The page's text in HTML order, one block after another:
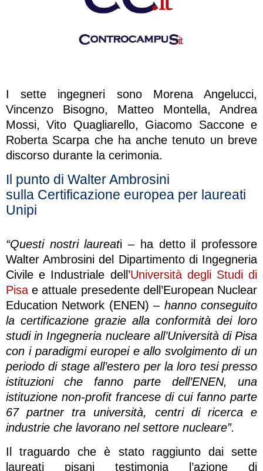
I sette ingegneri sono Morena Angelucci,
Vincenzo Bisogno, Matteo Montella, Andrea
Mossi, Vito Quagliarello, Giacomo Saccone e
Roberta Scarpa che ha anche tenuto un breve
discorso durante la cerimonia.
Il punto di Walter Ambrosini
sulla Certificazione europea per laureati
Unipi
“Questi nostri laureati – ha detto il professore
Walter Ambrosini del Dipartimento di Ingegneria
Civile e Industriale dell’Università degli Studi di
Pisa e attuale presedente dell’European Nuclear
Education Network (ENEN) – hanno conseguito
la certificazione grazie alla conformità dei loro
studi in Ingegneria nucleare all’Università di Pisa
con i paradigmi europei e allo svolgimento di un
periodo di stage all’estero per la loro tesi presso
istituzioni che fanno parte dell’ENEN, una
istituzione non-profit francese di cui fanno parte
67 partner tra università, centri di ricerca e
industrie che lavorano nel settore nucleare”.
Il traguardo che è stato raggiunto dai sette
laureati pisani testimonia l’azione di